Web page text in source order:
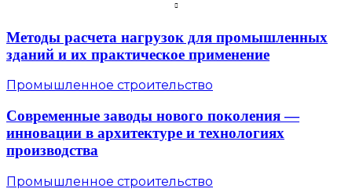
Методы расчета нагрузок для промышленных
зданий и их практическое применение
Промышленное строительство
Современные заводы нового поколения —
инновации в архитектуре и технологиях
производства
Промышленное строительство